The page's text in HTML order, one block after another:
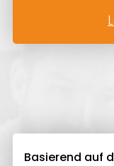
Basierend auf